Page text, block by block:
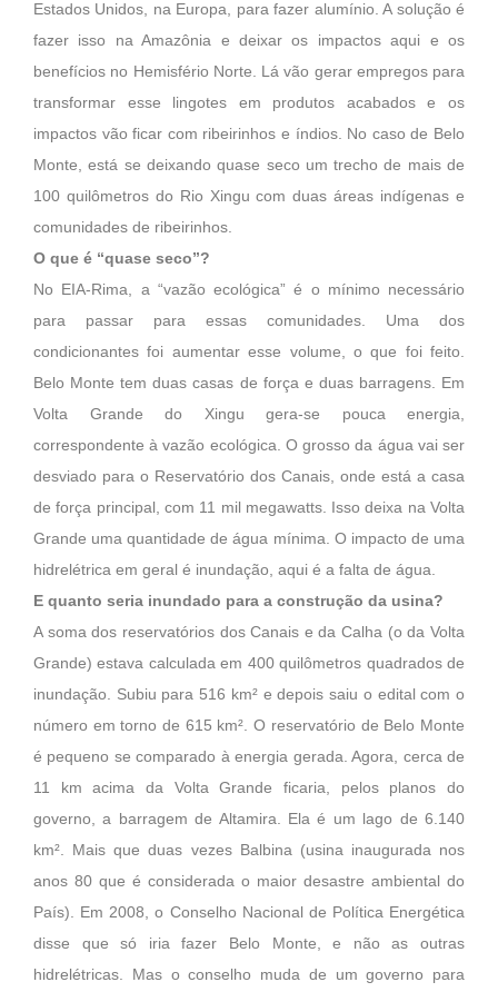
Estados Unidos, na Europa, para fazer alumínio. A solução é
fazer isso na Amazônia e deixar os impactos aqui e os
benefícios no Hemisfério Norte. Lá vão gerar empregos para
transformar esse lingotes em produtos acabados e os
impactos vão ficar com ribeirinhos e índios. No caso de Belo
Monte, está se deixando quase seco um trecho de mais de
100 quilômetros do Rio Xingu com duas áreas indígenas e
comunidades de ribeirinhos.
O que é “quase seco”?
No EIA-Rima, a “vazão ecológica” é o mínimo necessário
para passar para essas comunidades. Uma dos
condicionantes foi aumentar esse volume, o que foi feito.
Belo Monte tem duas casas de força e duas barragens. Em
Volta Grande do Xingu gera-se pouca energia,
correspondente à vazão ecológica. O grosso da água vai ser
desviado para o Reservatório dos Canais, onde está a casa
de força principal, com 11 mil megawatts. Isso deixa na Volta
Grande uma quantidade de água mínima. O impacto de uma
hidrelétrica em geral é inundação, aqui é a falta de água.
E quanto seria inundado para a construção da usina?
A soma dos reservatórios dos Canais e da Calha (o da Volta
Grande) estava calculada em 400 quilômetros quadrados de
inundação. Subiu para 516 km² e depois saiu o edital com o
número em torno de 615 km². O reservatório de Belo Monte
é pequeno se comparado à energia gerada. Agora, cerca de
11 km acima da Volta Grande ficaria, pelos planos do
governo, a barragem de Altamira. Ela é um lago de 6.140
km². Mais que duas vezes Balbina (usina inaugurada nos
anos 80 que é considerada o maior desastre ambiental do
País). Em 2008, o Conselho Nacional de Política Energética
disse que só iria fazer Belo Monte, e não as outras
hidrelétricas. Mas o conselho muda de um governo para